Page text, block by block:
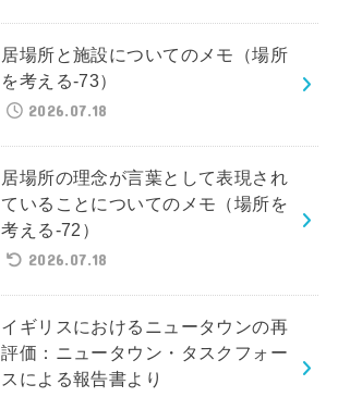
居場所と施設についてのメモ（場所
を考える-73）
2026.07.18
居場所の理念が言葉として表現され
ていることについてのメモ（場所を
考える-72）
2026.07.18
イギリスにおけるニュータウンの再
評価：ニュータウン・タスクフォー
スによる報告書より